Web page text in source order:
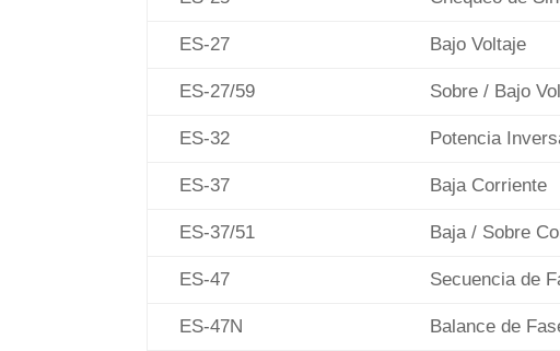
ES-27 Bajo Voltaje
ES-27/59 Sobre / Bajo
ES-32 Potencia
ES-37 Baja Corriente
ES-37/51 Baja / Sobre
ES-47 Secuencia de
ES-47N Balance de